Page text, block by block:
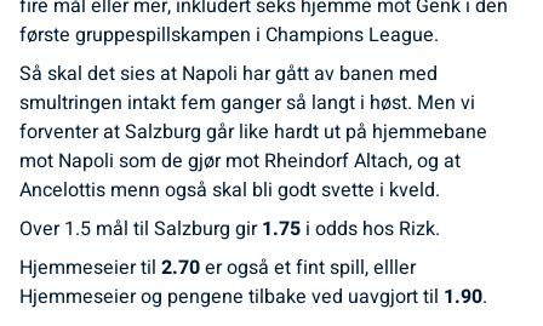
fire mål eller mer, inkludert seks hjemme mot Genk i den
første gruppespillskampen i Champions League.
Så skal det sies at Napoli har gått av banen med
smultringen intakt fem ganger så langt i høst. Men vi
forventer at Salzburg går like hardt ut på hjemmebane
mot Napoli som de gjør mot Rheindorf Altach, og at
Ancelottis menn også skal bli godt svette i kveld.
Over 1.5 mål til Salzburg gir1.75 i odds hos Rizk.
Hjemmeseier til 2.70er også et fint spill, elller
Hjemmeseier og pengene tilbake ved uavgjort til 1.90.